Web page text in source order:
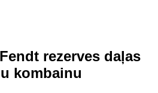
Fendt rezerves daļas
kombainu